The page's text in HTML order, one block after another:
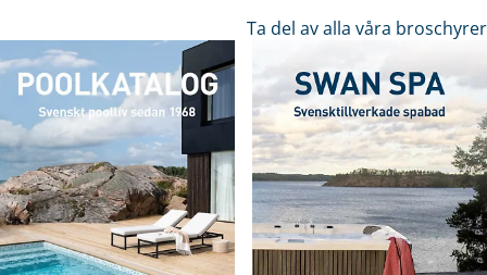
Ta del av alla våra broschyrer